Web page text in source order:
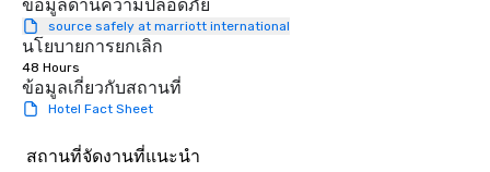
ข้อมูลด้านความปลอดภัย
source safely at marriott international
นโยบายการยกเลิก
48 Hours
ข้อมูลเกี่ยวกับสถานที่
Hotel Fact Sheet
สถานที่จัดงานที่แนะนำ